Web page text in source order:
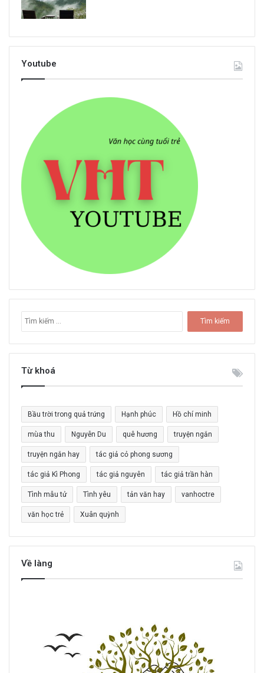
Youtube
m
k
h
o
:
Từ khoá
Bầu trời trong quả trứng Hạnh phúc Hồ chí minh
mùa thu Nguyễn Du quê hương truyện ngắn
truyện ngắn hay tác giả cỏ phong sương
tác giả Kì Phong tác giả nguyên tác giả trần hàn
Tình mẫu tử Tình yêu tản văn hay vanhoctre
văn học trẻ Xuân quỳnh
Về làng